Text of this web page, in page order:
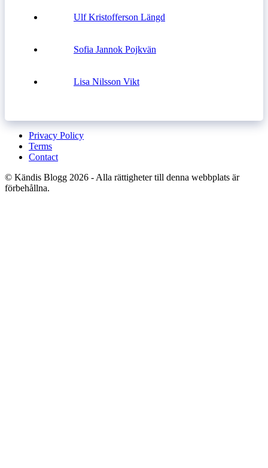
Ulf Kristofferson Längd
Sofia Jannok Pojkvän
Lisa Nilsson Vikt
Privacy Policy
Terms
Contact
© Kändis Blogg 2026 - Alla rättigheter till denna webbplats är
förbehållna.